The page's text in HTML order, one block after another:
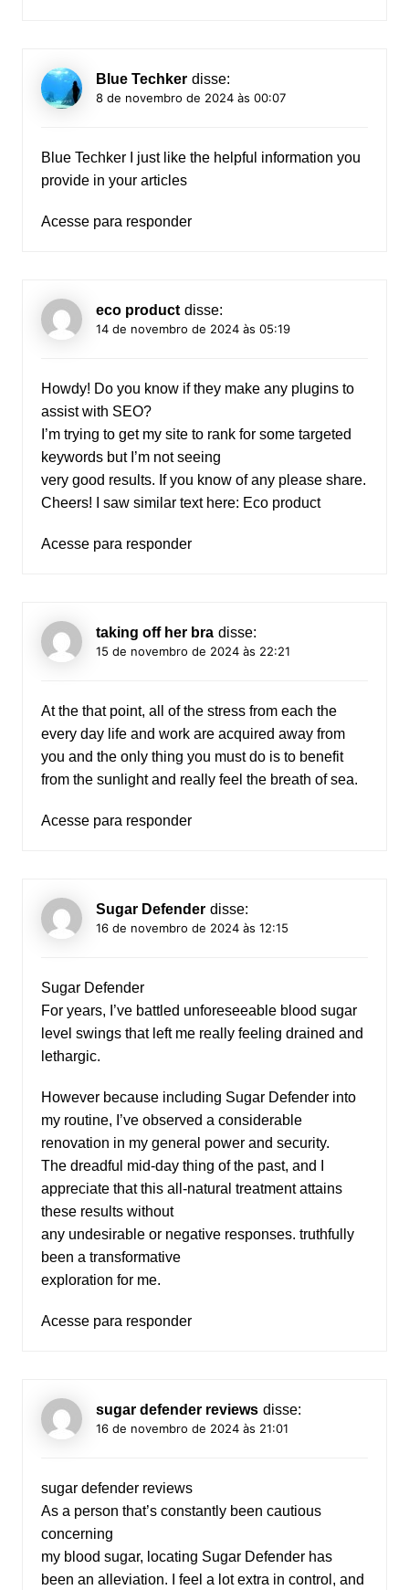
Blue Techker disse:
8 de novembro de 2024 às 00:07
Blue TechkerI just like the helpful information you
provide in your articles
Acesse para responder
eco product disse:
14 de novembro de 2024 às 05:19
Howdy! Do you know if they make any plugins to
assist with SEO?
I’m trying to get my site to rank for some targeted
keywords but I’m not seeing
very good results. If you know of any please share.
Cheers! I saw similar text here: Eco product
Acesse para responder
taking off her bra disse:
15 de novembro de 2024 às 22:21
At the that point, all of the stress from each the
every day life and work are acquired away from
you and the only thing you must do is to benefit
from the sunlight and really feel the breath of sea.
Acesse para responder
Sugar Defender disse:
16 de novembro de 2024 às 12:15
Sugar Defender
For years, I’ve battled unforeseeable blood sugar
level swings that left me really feeling drained and
lethargic.
However because including Sugar Defender into
my routine, I’ve observed a considerable
renovation in my general power and security.
The dreadful mid-day thing of the past, and I
appreciate that this all-natural treatment attains
these results without
any undesirable or negative responses. truthfully
been a transformative
exploration for me.
Acesse para responder
sugar defender reviews disse:
16 de novembro de 2024 às 21:01
sugar defender reviews
As a person that’s constantly been cautious
concerning
my blood sugar, locating Sugar Defender has
been an alleviation. I feel a lot extra in control, and